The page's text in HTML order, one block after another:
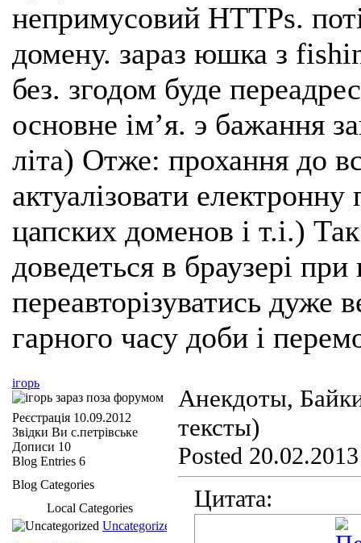
непримусовий HTTPs.
домену. зараз юшка з
без. згодом буде
основне імʼя. э бажання
літа) Отже: прохання до
актуалізовати
цапских доменов і т.і.)
доведеться в браузері
переавторізуватись
гарного часу доби і
Анекдоты,
тексты)
Posted
Цитата:
ігорь
Реєстрація 10.09.2012
Звідки Ви с.петрівське
Дописи 10
Blog Entries 6
Blog Categories
Local Categories
Uncategorized